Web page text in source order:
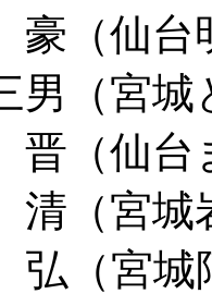
仙台
（宮城
仙台
宮城
宮城